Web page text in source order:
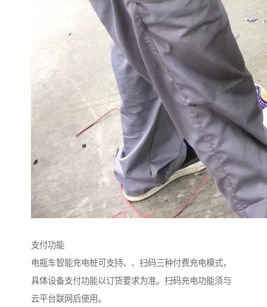
支付功能
电瓶车智能充电桩可支持、、扫码三种付费充电模式，
具体设备支付功能以订货要求为准。扫码充电功能须与
云平台联网后使用。